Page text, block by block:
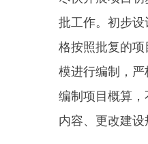
2024年1月11日
主办：新疆乌恰县人民政府办
政府网站标识码：
地 址：新疆克州乌恰县光明